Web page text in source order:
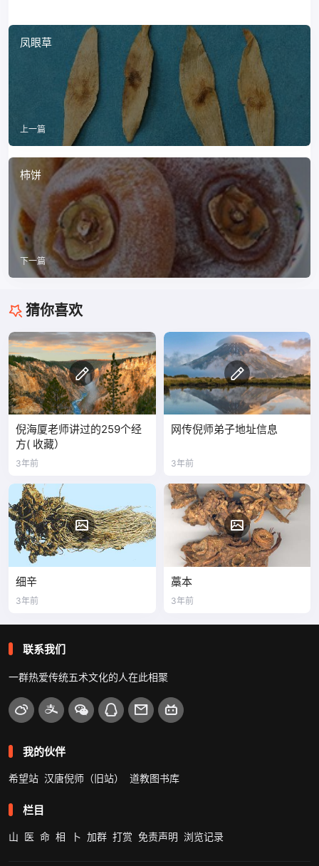
凤眼草
上一篇
柿饼
下一篇
猜你喜欢
倪海厦老师讲过的259个经
方( 收藏）
3年前
网传倪师弟子地址信息
3年前
细辛
3年前
藁本
3年前
联系我们
一群热爱传统五术文化的人在此相聚
我的伙伴
希望站 汉唐倪师（旧站） 道教图书库
栏目
山 医 命 相 卜 加群 打赏 免责声明 浏览记录